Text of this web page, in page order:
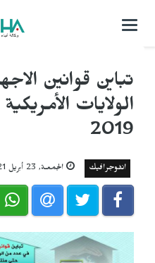
التحكم
تباين قوانين
الولايات
2019
انفوجرافيك الجمعـة, 23 أبريل 2021, 08:05